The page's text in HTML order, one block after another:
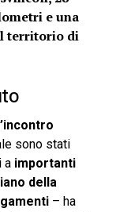
e una
territorio di
sono stati
a importanti
della
– ha